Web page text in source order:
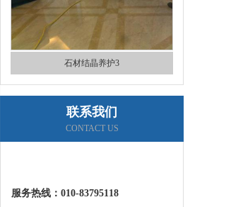
石材结晶养护3
联系我们
CONTACT US
服务热线： 010-83795118